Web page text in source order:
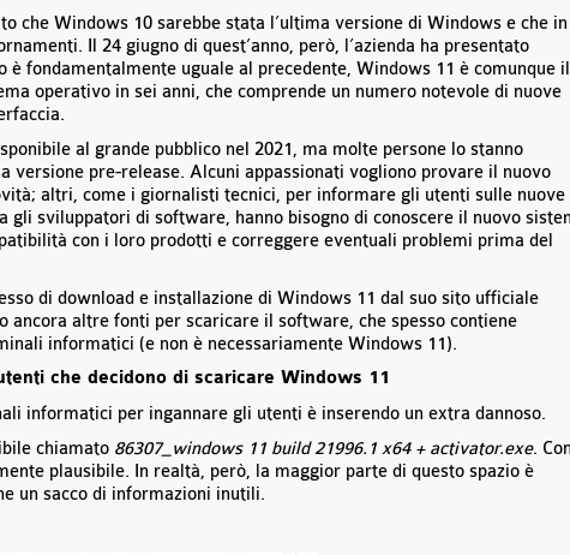
che Windows 10 sarebbe stata l’ultima versione di Windows e che in
Il 24 giugno di quest’anno, però, l’azienda ha presentato
è fondamentalmente uguale al precedente, Windows 11 è comunque il
operativo in sei anni, che comprende un numero notevole di nuove
al grande pubblico nel 2021, ma molte persone lo stanno
versione pre-release. Alcuni appassionati vogliono provare il nuovo
altri, come i giornalisti tecnici, per informare gli utenti sulle nuove
gli sviluppatori di software, hanno bisogno di conoscere il nuovo
con i loro prodotti e correggere eventuali problemi prima del
di download e installazione di Windows 11 dal suo sito ufficiale
ancora altre fonti per scaricare il software, che spesso contiene
informatici (e non è necessariamente Windows 11).
che decidono di scaricare Windows 11
informatici per ingannare gli utenti è inserendo un extra dannoso.
chiamato 86307_windows 11 build 21996.1 x64 + activator.exe.
plausibile. In realtà, però, la maggior parte di questo spazio è
un sacco di informazioni inutili.